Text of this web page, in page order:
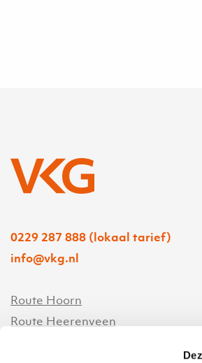
0229 287 888 (lokaal tarief)
info@vkg.nl
Route Hoorn
Route Heerenveen